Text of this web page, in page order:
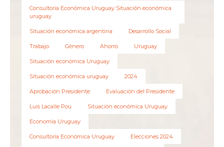
Consultoría Económica Uruguay Situación económica
uruguay
Situación económica argentina Desarrollo Social
Trabajo Género Ahorro Uruguay
Situación económica Uruguay
Situación económica uruguay 2024
Aprobación Presidente Evaluación del Presidente
Luis Lacalle Pou Situación económica Uruguay
Economía Uruguay
Consultoría Económica Uruguay Elecciones 2024